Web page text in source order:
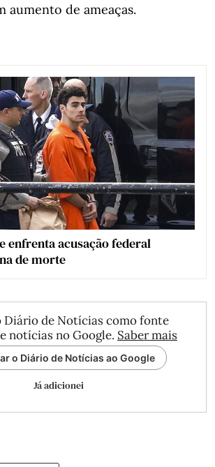
aumento de ameaças.
enfrenta acusação federal
de morte
Diário de Notícias como fonte
notícias no Google. Saber mais
o Diário de Notícias ao Google
Já adicionei